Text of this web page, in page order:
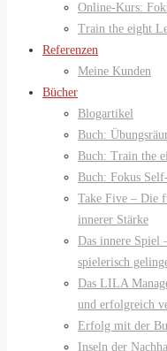
Online-Kurs:
Train the eight
Referenzen
Meine Kunden
Bücher
Blogartikel
Buch:
Buch: Train the
Buch: Fokus
Take Five – Die
innerer Stärke
Das innere Spiel
spielerisch
Das LILA
und erfolgreich
Erfolg mit der
Inseln der